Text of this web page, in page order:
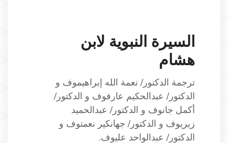
السيرة النبوية لابن
هشام
ترجمة الدكتور/ نعمة الله إبراهيموف و
الدكتور/ عبدالحكيم عارفوف و الدكتور/
أكمل جانوف و الدكتور/ عبدالحميد
زيريوف و الدكتور/ جهانكير نعمتوف و
الدكتور/ عبدالواحد عليوف.